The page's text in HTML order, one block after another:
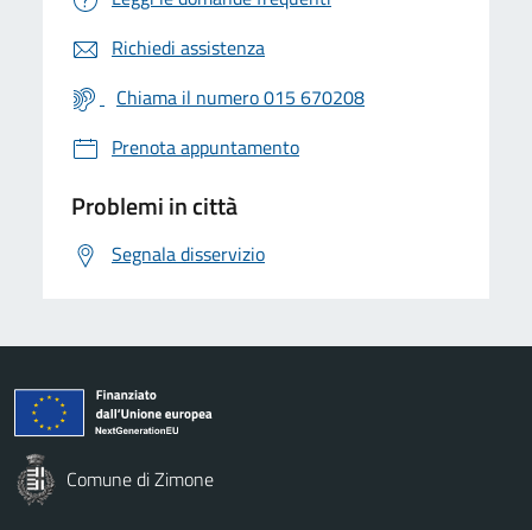
Richiedi assistenza
Chiama il numero 015 670208
Prenota appuntamento
Problemi in città
Segnala disservizio
Comune di Zimone